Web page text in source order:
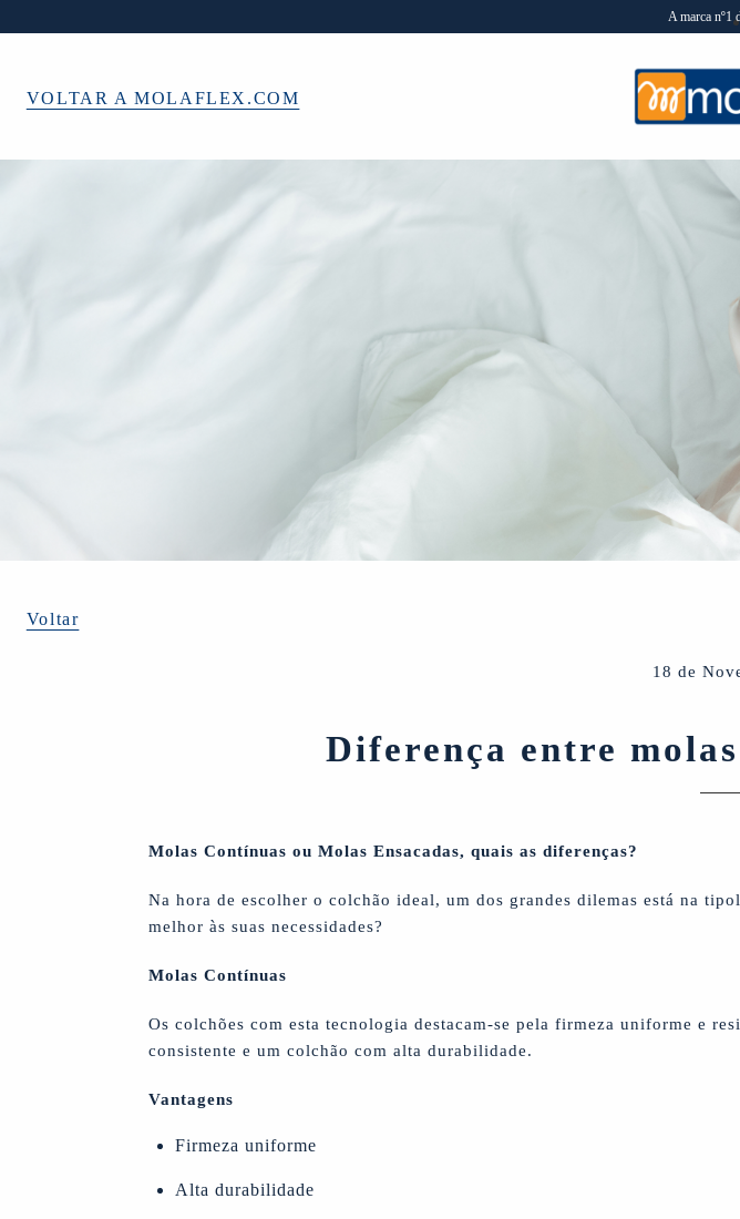
A marca nº1
VOLTAR A MOLAFLEX.COM
Voltar
18 de
Diferença entre
Molas Contínuas ou Molas Ensacadas, quais as diferenças?
Na hora de escolher o colchão ideal, um dos grandes dilemas está na
melhor às suas necessidades?
Molas Contínuas
Os colchões com esta tecnologia destacam-se pela firmeza uniforme e
consistente e um colchão com alta durabilidade.
Vantagens
Firmeza uniforme
Alta durabilidade